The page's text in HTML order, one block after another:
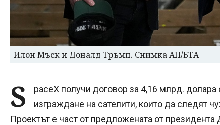
Илон Мъск и Доналд Тръмп. Снимка АП/БТА
S
paceX получи договор за 4,16 млрд.
изграждане на сателити, които да следят
Проектът е част от предложената от